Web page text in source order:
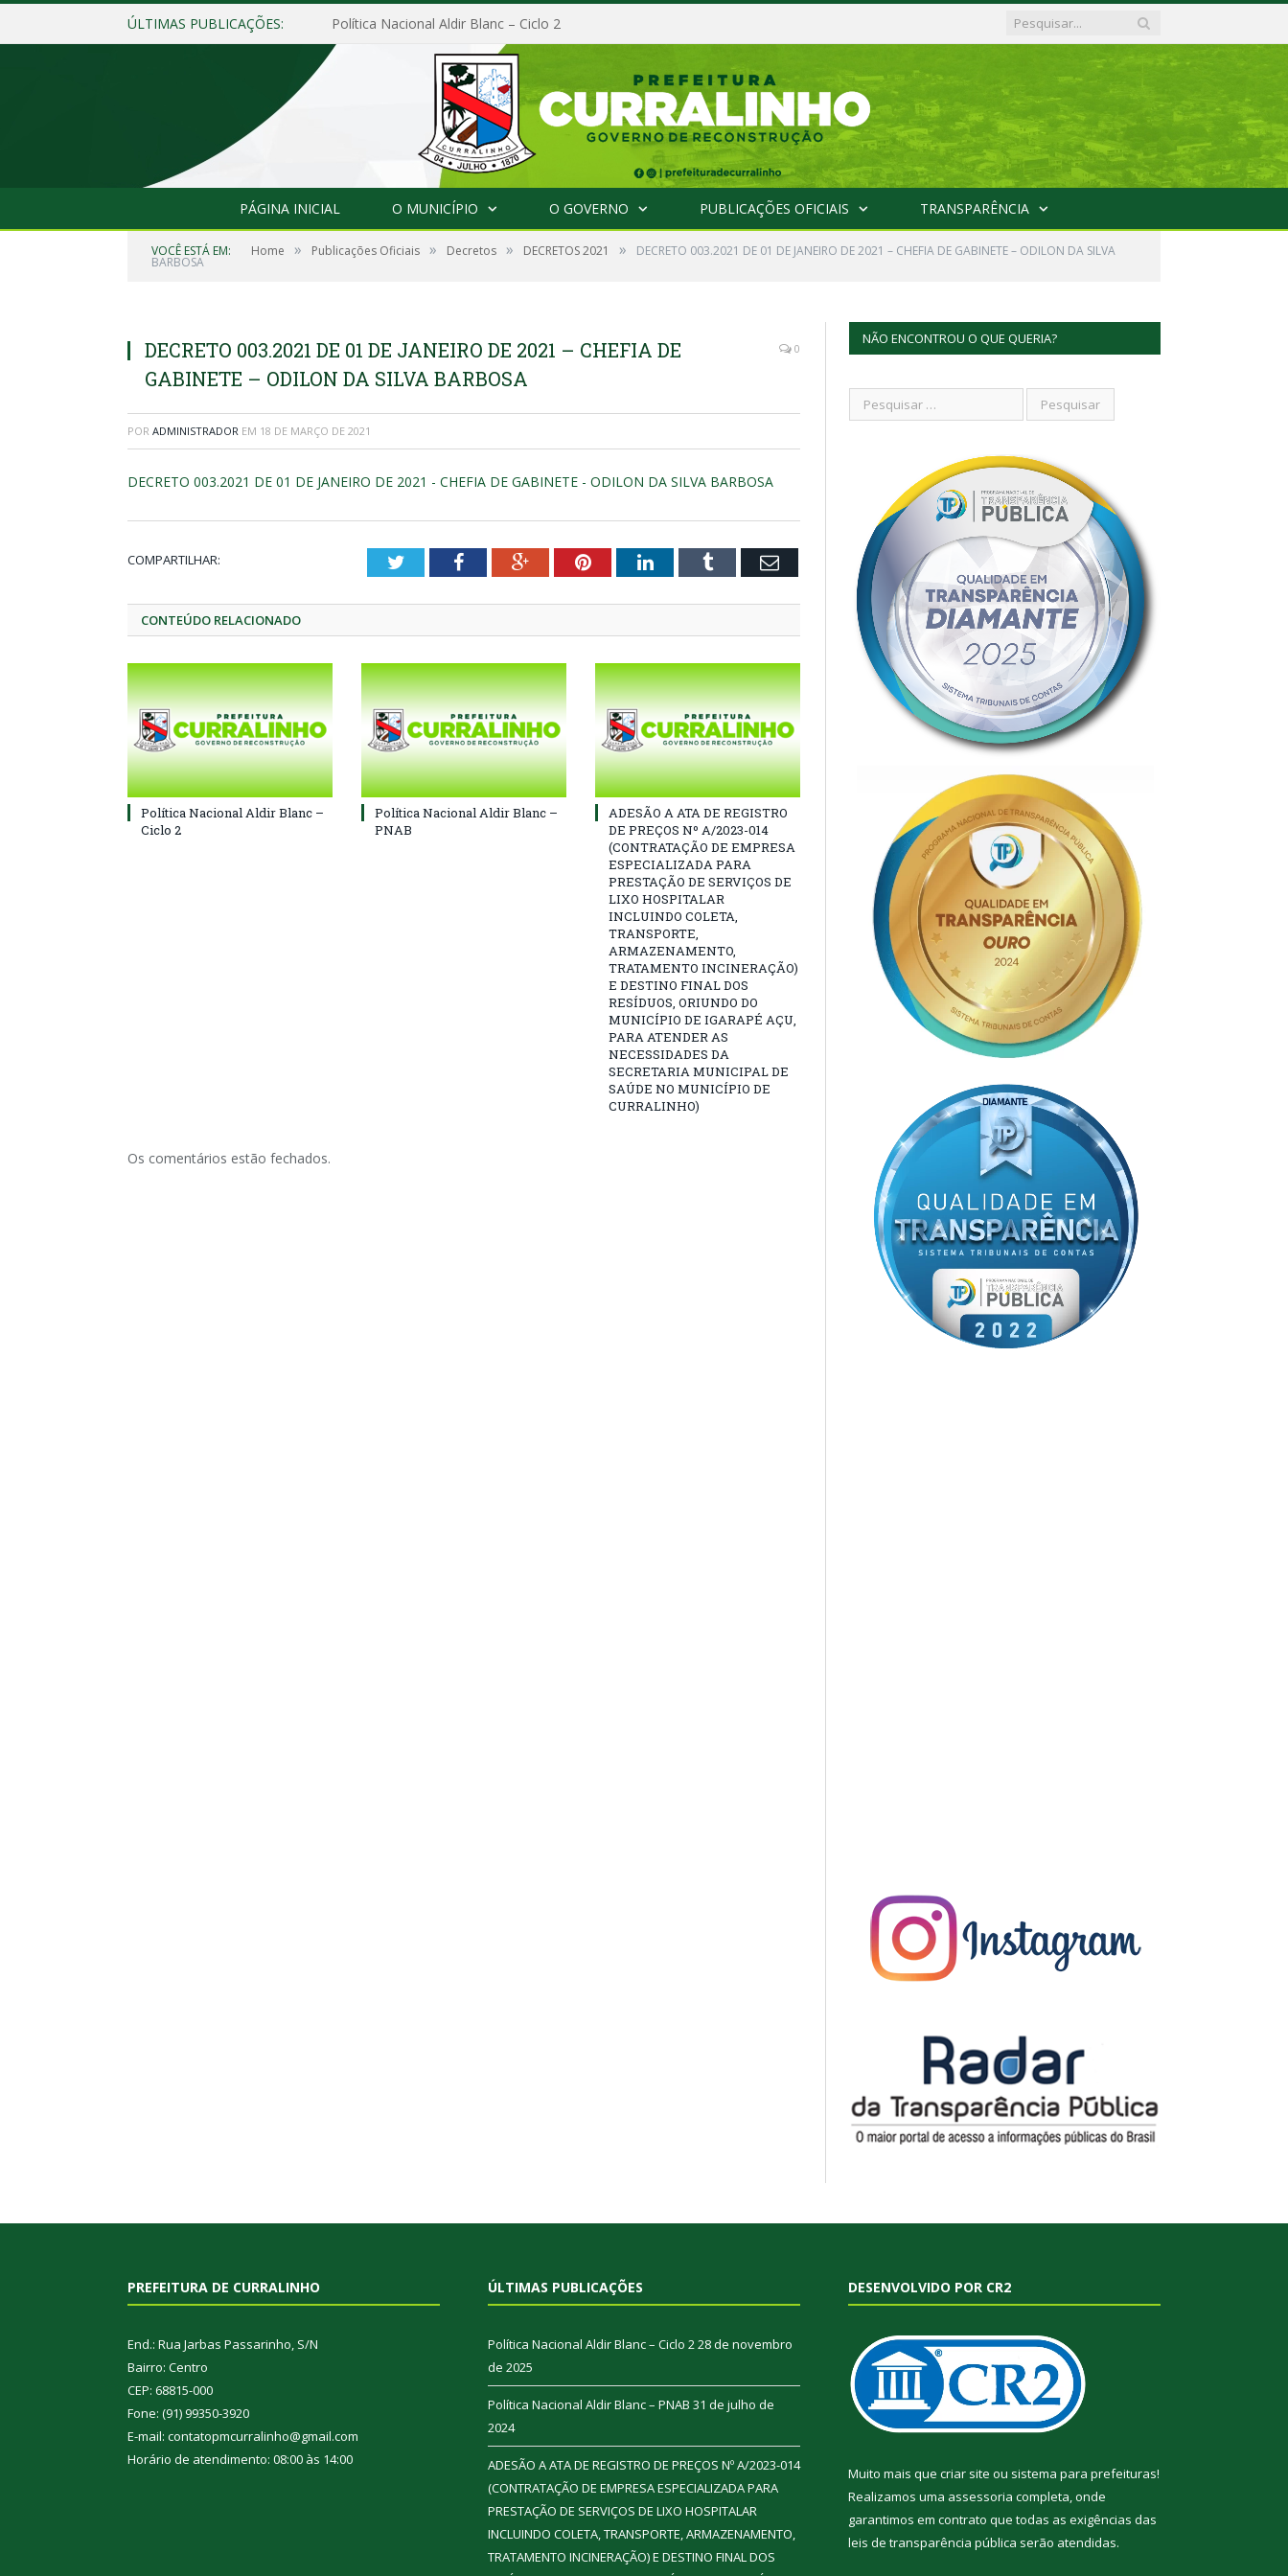
ÚLTIMAS PUBLICAÇÕES: Política Nacional Aldir Blanc – Ciclo 2
PÁGINA INICIAL O MUNICÍPIO O GOVERNO PUBLICAÇÕES OFICIAIS TRANSPARÊNCIA
VOCÊ ESTÁ EM: Home » Publicações Oficiais » Decretos » DECRETOS 2021 » DECRETO 003.2021 DE 01 DE JANEIRO DE 2021 – CHEFIA DE GABINETE – ODILON DA SILVA
BARBOSA
DECRETO 003.2021 DE 01 DE JANEIRO DE 2021 – CHEFIA DE
GABINETE – ODILON DA SILVA BARBOSA
0
POR ADMINISTRADOR EM 18 DE MARÇO DE 2021
DECRETO 003.2021 DE 01 DE JANEIRO DE 2021 - CHEFIA DE GABINETE - ODILON DA SILVA BARBOSA
COMPARTILHAR: TwitterFacebookGoogle+PinterestLinkedInTumblr Email
CONTEÚDO RELACIONADO
Política Nacional Aldir Blanc –
Ciclo 2
Política Nacional Aldir Blanc –
PNAB
ADESÃO A ATA DE REGISTRO
DE PREÇOS Nº A/2023-014
(CONTRATAÇÃO DE EMPRESA
ESPECIALIZADA PARA
PRESTAÇÃO DE SERVIÇOS DE
LIXO HOSPITALAR
INCLUINDO COLETA,
TRANSPORTE,
ARMAZENAMENTO,
TRATAMENTO INCINERAÇÃO)
E DESTINO FINAL DOS
RESÍDUOS, ORIUNDO DO
MUNICÍPIO DE IGARAPÉ AÇU,
PARA ATENDER AS
NECESSIDADES DA
SECRETARIA MUNICIPAL DE
SAÚDE NO MUNICÍPIO DE
CURRALINHO)
Os comentários estão fechados.
NÃO ENCONTROU O QUE QUERIA?
PREFEITURA DE CURRALINHO
End.: Rua Jarbas Passarinho, S/N
Bairro: Centro
CEP: 68815-000
Fone: (91) 99350-3920
E-mail: contatopmcurralinho@gmail.com
Horário de atendimento: 08:00 às 14:00
ÚLTIMAS PUBLICAÇÕES
Política Nacional Aldir Blanc – Ciclo 228 de novembro
de 2025
Política Nacional Aldir Blanc – PNAB 31 de julho de
2024
ADESÃO A ATA DE REGISTRO DE PREÇOS Nº A/2023-014
(CONTRATAÇÃO DE EMPRESA ESPECIALIZADA PARA
PRESTAÇÃO DE SERVIÇOS DE LIXO HOSPITALAR
INCLUINDO COLETA, TRANSPORTE, ARMAZENAMENTO,
TRATAMENTO INCINERAÇÃO) E DESTINO FINAL DOS
DESENVOLVIDO POR CR2
Muito mais que criar site ou sistema para prefeituras!
Realizamos uma assessoria completa, onde
garantimos em contrato que todas as exigências das
leis de transparência pública serão atendidas.